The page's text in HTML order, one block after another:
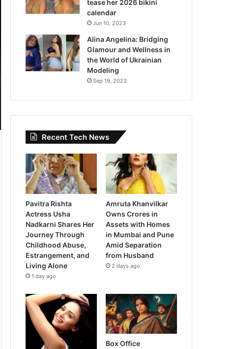
tease her 2026 bikini
calendar
Jun 10, 2023
Alina Angelina: Bridging
Glamour and Wellness in
the World of Ukrainian
Modeling
Sep 19, 2023
Recent Tech News
Pavitra Rishta
Actress Usha
Nadkarni Shares Her
Journey Through
Childhood Abuse,
Estrangement, and
Living Alone
1 day ago
Amruta Khanvilkar
Owns Crores in
Assets with Homes
in Mumbai and Pune
Amid Separation
from Husband
2 days ago
Box Office